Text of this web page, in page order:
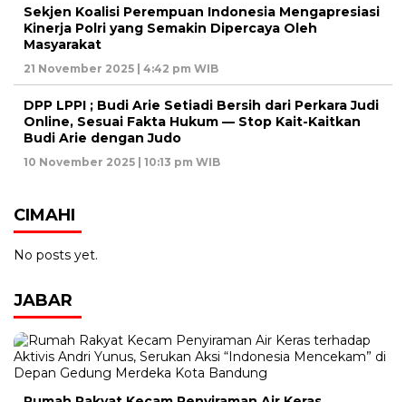
Sekjen Koalisi Perempuan Indonesia Mengapresiasi
Kinerja Polri yang Semakin Dipercaya Oleh
Masyarakat
21 November 2025 | 4:42 pm WIB
DPP LPPI ; Budi Arie Setiadi Bersih dari Perkara Judi
Online, Sesuai Fakta Hukum — Stop Kait-Kaitkan
Budi Arie dengan Judo
10 November 2025 | 10:13 pm WIB
CIMAHI
No posts yet.
JABAR